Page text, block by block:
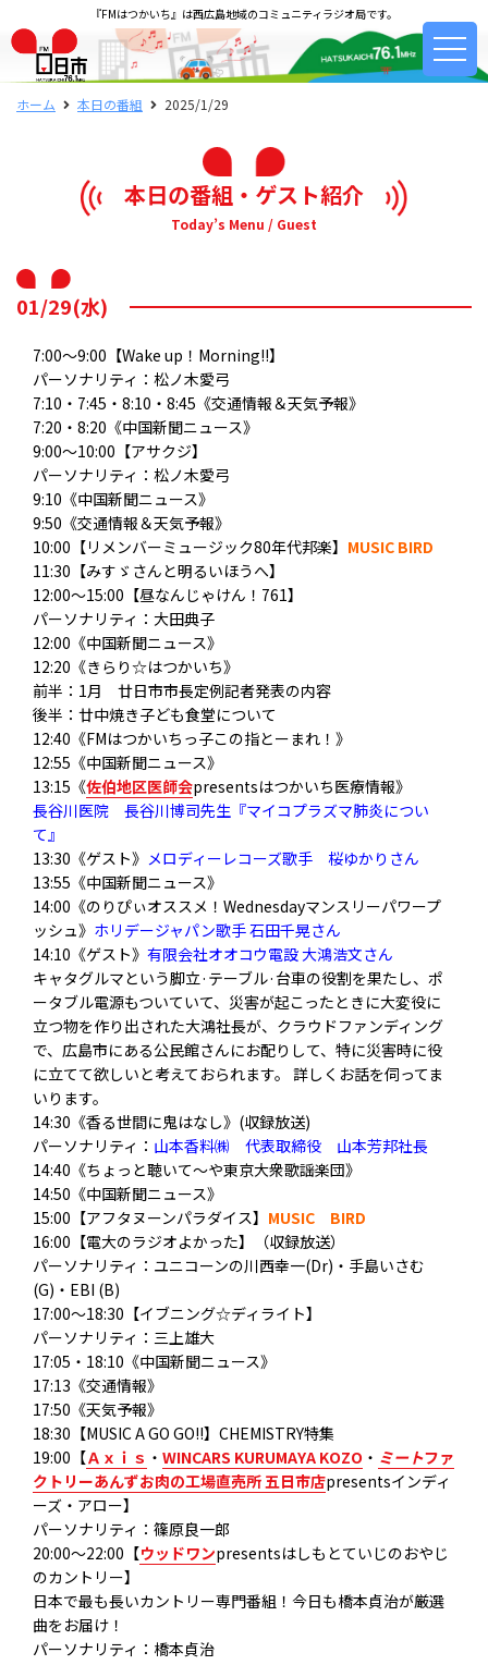
『FMはつかいち』は西広島地域のコミュニティラジオ局です。
ホーム 本日の番組 2025/1/29
本日の番組・ゲスト紹介
Today’s Menu / Guest
01/29(水)
7:00～9:00【Wake up！Morning!!】
パーソナリティ：松ノ木愛弓
7:10・7:45・8:10・8:45《交通情報＆天気予報》
7:20・8:20《中国新聞ニュース》
9:00～10:00【アサクジ】
パーソナリティ：松ノ木愛弓
9:10《中国新聞ニュース》
9:50《交通情報＆天気予報》
10:00【リメンバーミュージック80年代邦楽】 MUSIC BIRD
11:30【みすゞさんと明るいほうへ】
12:00～15:00【昼なんじゃけん！761】
パーソナリティ：大田典子
12:00《中国新聞ニュース》
12:20《きらり☆はつかいち》
前半：1月 廿日市市長定例記者発表の内容
後半：廿中焼き子ども食堂について
12:40《FMはつかいちっ子この指とーまれ！》
12:55《中国新聞ニュース》
13:15《佐伯地区医師会presentsはつかいち医療情報》
長谷川医院 長谷川博司先生『マイコプラズマ肺炎につい
て』
13:30《ゲスト》 メロディーレコーズ歌手 桜ゆかりさん
13:55《中国新聞ニュース》
14:00《のりぴぃオススメ！Wednesdayマンスリーパワープ
ッシュ》 ホリデージャパン歌手 石田千晃さん
14:10《ゲスト》 有限会社オオコウ電設 大鴻浩文さん
キャタグルマという脚立·テーブル·台車の役割を果たし、 ポ
ータブル電源もついていて、 災害が起こったときに大変役に
立つ物を作り出された大鴻社長が、 クラウドファンディング
で、 広島市にある公民館さんにお配りして、 特に災害時に役
に立てて欲しいと考えておられます。 詳しくお話を伺ってま
いります。
14:30《香る世間に鬼はなし》(収録放送)
パーソナリティ： 山本香料㈱ 代表取締役 山本芳邦社長
14:40《ちょっと聴いて～や東京大衆歌謡楽団》
14:50《中国新聞ニュース》
15:00【アフタヌーンパラダイス】 MUSIC BIRD
16:00【電大のラジオよかった】（収録放送）
パーソナリティ ：ユニコーンの川西幸一(Dr)・手島いさむ
(G)・EBI (B)
17:00～18:30【イブニング☆ディライト】
パーソナリティ：三上雄大
17:05・18:10《中国新聞ニュース》
17:13《交通情報》
17:50《天気予報》
18:30【MUSIC A GO GO!!】CHEMISTRY特集
19:00【Ａｘｉｓ ・ WINCARS KURUMAYA KOZO ・ ミートファ
クトリーあんずお肉の工場直売所 五日市店presentsインディ
ーズ・アロー】
パーソナリティ：篠原良一郎
20:00～22:00【ウッドワンpresentsはしもとていじのおやじ
のカントリー】
日本で最も長いカントリー専門番組！今日も橋本貞治が厳選
曲をお届け！
パーソナリティ：橋本貞治